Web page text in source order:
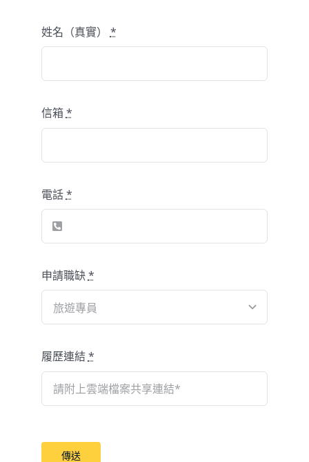
姓名（真實） *
信箱*
電話*
申請職缺*
履歷連結*
傳送